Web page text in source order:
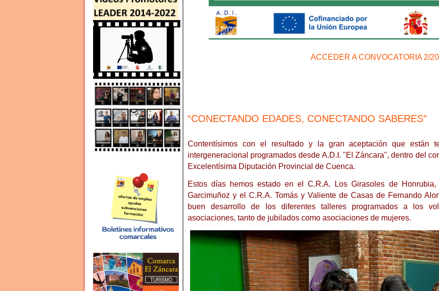
ACCEDER A CONVOCATORIA 2/
“CONECTANDO EDADES, CONECTANDO SABERES”
Contentísimos con el resultado y la gran aceptación que están
intergeneracional programados desde A.D.I. "El Záncara", dentro del
Excelentísima Diputación Provincial de Cuenca.
Estos días hemos estado en el C.R.A. Los Girasoles de
Garcimuñoz y el C.R.A. Tomás y Valiente de Casas de Fernando
buen desarrollo de los diferentes talleres programados a los
asociaciones, tanto de jubilados como asociaciones de mujeres.